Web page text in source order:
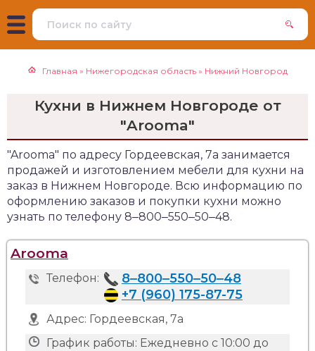
Главная » Нижегородская область » Нижний Новгород
Кухни в Нижнем Новгороде от
"Arooma"
"Arooma" по адресу Гордеевская, 7а занимается
продажей и изготовлением мебели для кухни на
заказ в Нижнем Новгороде. Всю информацию по
оформлению заказов и покупки кухни можно
узнать по телефону 8‒800‒550‒50‒48.
Arooma
Телефон:
8‒800‒550‒50‒48
+7 (960) 175-87-75
Адрес: Гордеевская, 7а
График работы: Ежедневно с 10:00 до